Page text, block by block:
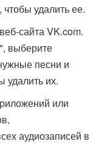
удалить ее.
сайта VK.com.
выберите
песни и
удалить их.
или
аудиозаписей в